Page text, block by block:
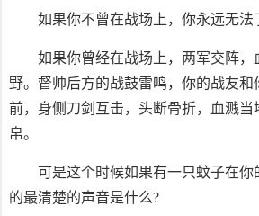
如果你不曾在战场上，你永远无法
如果你曾经在战场上，两军交阵，
野。督帅后方的战鼓雷鸣，你的战友和
前，身侧刀剑互击，头断骨折，血溅当
帛。
可是这个时候如果有一只蚊子在你
的最清楚的声音是什么?